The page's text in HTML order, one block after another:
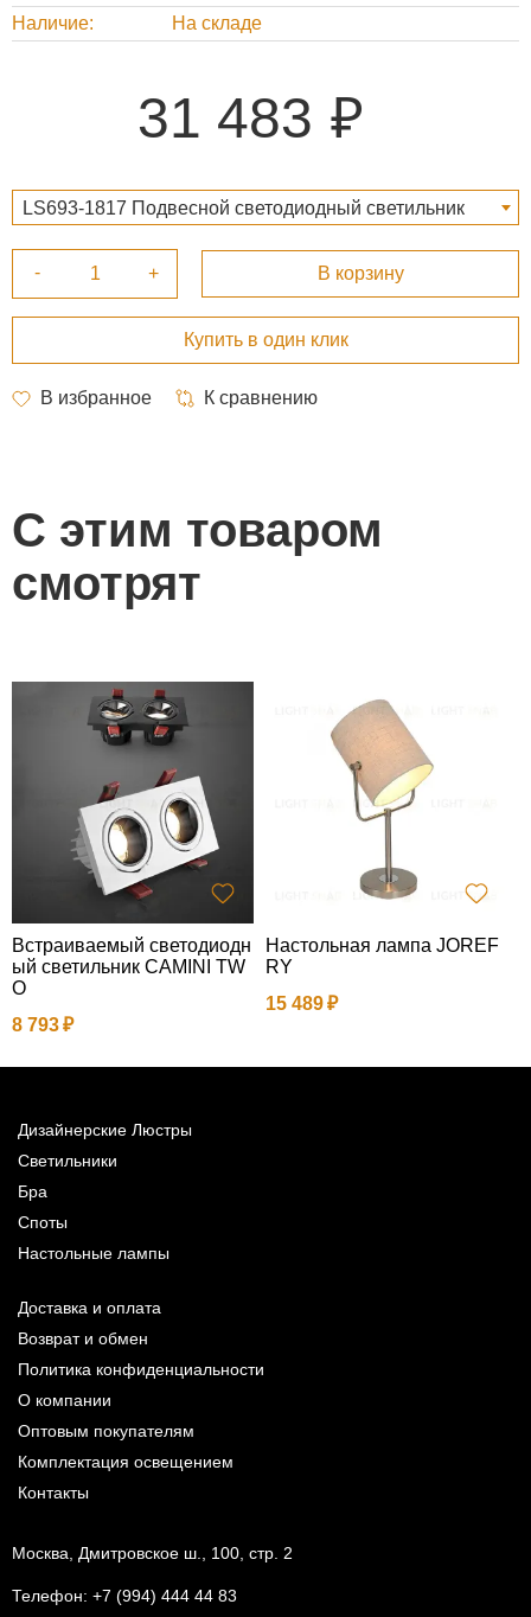
Наличие
На складе
31 483
LS693-1817 Подвесной светодиодный светильник
С этим товаром
смотрят
Встраиваемый светодиодн
ый светильник CAMINI TW
O
8 793
Настольная лампа JOREF
RY
15 489
Дизайнерские Люстры
Светильники
Бра
Споты
Настольные лампы
Доставка и оплата
Возврат и обмен
Политика конфиденциальности
О компании
Оптовым покупателям
Комплектация освещением
Контакты
Москва, Дмитровское ш., 100, стр. 2
Телефон: +7 (994) 444 44 83